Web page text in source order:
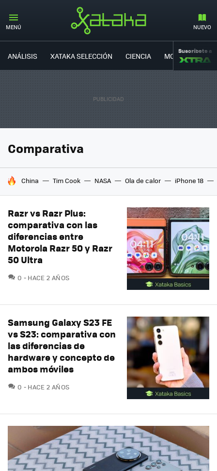
MENÚ NUEVO
ANÁLISIS XATAKA SELECCIÓN CIENCIA MOVILIDAD
Suscríbete a
Comparativa
HOY SE HABLA DE
China Tim Cook NASA Ola de calor iPhone 18
Razr vs Razr Plus:
comparativa con las
diferencias entre
Motorola Razr 50 y Razr
50 Ultra
0 COMENTARIOS
HACE 2 AÑOS
Samsung Galaxy S23 FE
vs S23: comparativa con
las diferencias de
hardware y concepto de
ambos móviles
0 COMENTARIOS
HACE 2 AÑOS